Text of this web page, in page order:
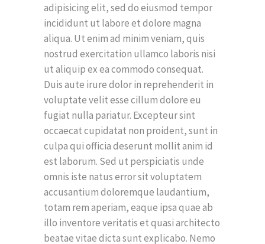
adipisicing elit, sed do eiusmod tempor
incididunt ut labore et dolore magna
aliqua. Ut enim ad minim veniam, quis
nostrud exercitation ullamco laboris nisi
ut aliquip ex ea commodo consequat.
Duis aute irure dolor in reprehenderit in
voluptate velit esse cillum dolore eu
fugiat nulla pariatur. Excepteur sint
occaecat cupidatat non proident, sunt in
culpa qui officia deserunt mollit anim id
est laborum. Sed ut perspiciatis unde
omnis iste natus error sit voluptatem
accusantium doloremque laudantium,
totam rem aperiam, eaque ipsa quae ab
illo inventore veritatis et quasi architecto
beatae vitae dicta sunt explicabo. Nemo